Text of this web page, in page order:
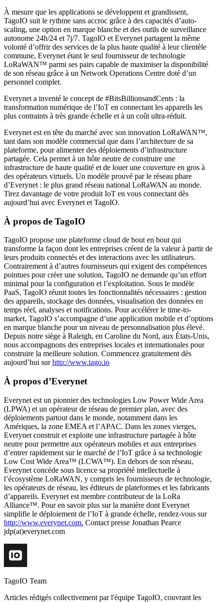
À mesure que les applications se développent et grandissent,
TagoIO suit le rythme sans accroc grâce à des capacités d’auto-
scaling, une option en marque blanche et des outils de surveillance
autonome 24h/24 et 7j/7. TagoIO et Everynet partagent la même
volonté d’offrir des services de la plus haute qualité à leur clientèle
commune, Everynet étant le seul fournisseur de technologie
LoRaWAN™ parmi ses pairs capable de maximiser la disponibilité
de son réseau grâce à un Network Operations Centre doté d’un
personnel complet.
Everynet a inventé le concept de #BitsBillionsandCents : la
transformation numérique de l’IoT en connectant les appareils les
plus contraints à très grande échelle et à un coût ultra-réduit.
Everynet est en tête du marché avec son innovation LoRaWAN™,
tant dans son modèle commercial que dans l’architecture de sa
plateforme, pour alimenter des déploiements d’infrastructure
partagée. Cela permet à un hôte neutre de construire une
infrastructure de haute qualité et de louer une couverture en gros à
des opérateurs virtuels. Un modèle prouvé par le réseau phare
d’Everynet : le plus grand réseau national LoRaWAN au monde.
Tirez davantage de votre produit IoT en vous connectant dès
aujourd’hui avec Everynet et TagoIO.
À propos de TagoIO
TagoIO propose une plateforme cloud de bout en bout qui
transforme la façon dont les entreprises créent de la valeur à partir de
leurs produits connectés et des interactions avec les utilisateurs.
Contrairement à d’autres fournisseurs qui exigent des compétences
pointues pour créer une solution, TagoIO ne demande qu’un effort
minimal pour la configuration et l’exploitation. Sous le modèle
PaaS, TagoIO réunit toutes les fonctionnalités nécessaires : gestion
des appareils, stockage des données, visualisation des données en
temps réel, analyses et notifications. Pour accélérer le time-to-
market, TagoIO s’accompagne d’une application mobile et d’options
en marque blanche pour un niveau de personnalisation plus élevé.
Depuis notre siège à Raleigh, en Caroline du Nord, aux États-Unis,
nous accompagnons des entreprises locales et internationales pour
construire la meilleure solution. Commencez gratuitement dès
aujourd’hui surhttp://www.tago.io
À propos d’Everynet
Everynet est un pionnier des technologies Low Power Wide Area
(LPWA) et un opérateur de réseau de premier plan, avec des
déploiements partout dans le monde, notamment dans les
Amériques, la zone EMEA et l’APAC. Dans les zones vierges,
Everynet construit et exploite une infrastructure partagée à hôte
neutre pour permettre aux opérateurs mobiles et aux entreprises
d’entrer rapidement sur le marché de l’IoT grâce à sa technologie
Low Cost Wide Area™ (LCWA™). En dehors de son réseau,
Everynet concède sous licence sa propriété intellectuelle à
l’écosystème LoRaWAN, y compris les fournisseurs de technologie,
les opérateurs de réseau, les éditeurs de plateformes et les fabricants
d’appareils. Everynet est membre contributeur de la LoRa
Alliance™. Pour en savoir plus sur la manière dont Everynet
simplifie le déploiement de l’IoT à grande échelle, rendez-vous sur
http://www.everynet.com. Contact presse Jonathan Pearce
jdp(at)everynet.com
TagoIO Team
Articles rédigés collectivement par l'équipe TagoIO, couvrant les